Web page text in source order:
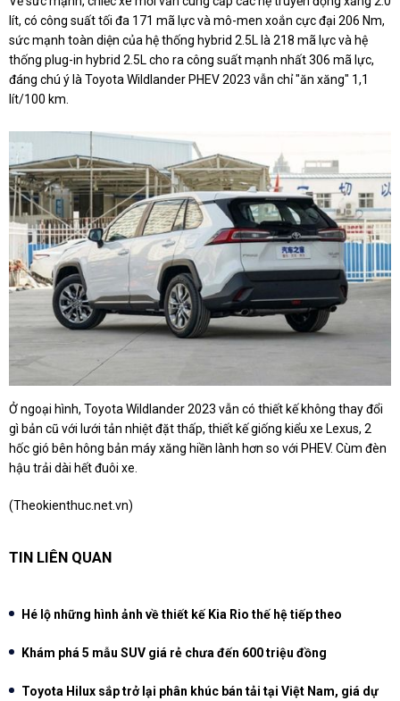
lít, có công suất tối đa 171 mã lực và mô-men xoắn cực đại 206 Nm,
sức mạnh toàn diện của hệ thống hybrid 2.5L là 218 mã lực và hệ
thống plug-in hybrid 2.5L cho ra công suất mạnh nhất 306 mã lực,
đáng chú ý là Toyota Wildlander PHEV 2023 vẫn chỉ "ăn xăng" 1,1
lít/100 km.
Ở ngoại hình, Toyota Wildlander 2023 vẫn có thiết kế không thay đổi
gì bản cũ với lưới tản nhiệt đặt thấp, thiết kế giống kiểu xe Lexus, 2
hốc gió bên hông bản máy xăng hiền lành hơn so với PHEV. Cùm đèn
hậu trải dài hết đuôi xe.
(Theokienthuc.net.vn)
TIN LIÊN QUAN
Hé lộ những hình ảnh về thiết kế Kia Rio thế hệ tiếp theo
Khám phá 5 mẫu SUV giá rẻ chưa đến 600 triệu đồng
Toyota Hilux sắp trở lại phân khúc bán tải tại Việt Nam, giá dự